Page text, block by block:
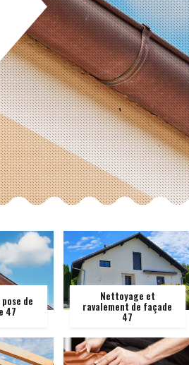
de
47
Nettoyage et
ravalement de façade
47